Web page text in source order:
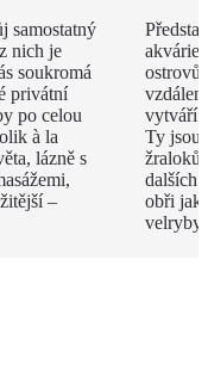
samostatný
nich je
soukromá
privátní
po celou
à la
lázně s
–
ostrovů
vytváří
Ty jsou
dalších
obři
velryby.